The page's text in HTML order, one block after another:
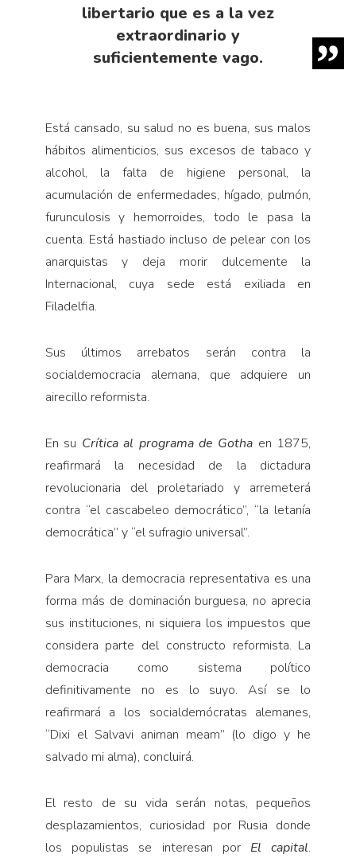
libertario que es a la vez
extraordinario y
suficientemente vago.
Está cansado, su salud no es buena, sus malos
hábitos alimenticios, sus excesos de tabaco y
alcohol, la falta de higiene personal, la
acumulación de enfermedades, hígado, pulmón,
furunculosis y hemorroides, todo le pasa la
cuenta. Está hastiado incluso de pelear con los
anarquistas y deja morir dulcemente la
Internacional, cuya sede está exiliada en
Filadelfia.
Sus últimos arrebatos serán contra la
socialdemocracia alemana, que adquiere un
airecillo reformista.
En su Crítica al programa de Gotha en 1875,
reafirmará la necesidad de la dictadura
revolucionaria del proletariado y arremeterá
contra “el cascabeleo democrático”, “la letanía
democrática” y “el sufragio universal”.
Para Marx, la democracia representativa es una
forma más de dominación burguesa, no aprecia
sus instituciones, ni siquiera los impuestos que
considera parte del constructo reformista. La
democracia como sistema político
definitivamente no es lo suyo. Así se lo
reafirmará a los socialdemócratas alemanes,
“Dixi el Salvavi animan meam” (lo digo y he
salvado mi alma), concluirá.
El resto de su vida serán notas, pequeños
desplazamientos, curiosidad por Rusia donde
los populistas se interesan por El capital.